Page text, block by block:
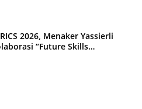
2026, Menaker Yassierli
“Future Skills